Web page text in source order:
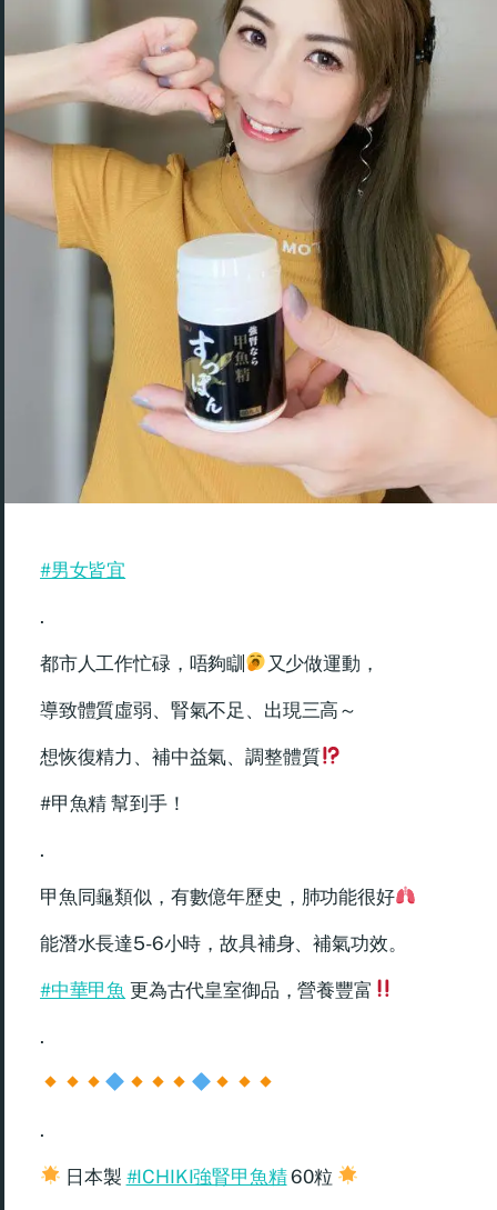
#男女皆宜
.
都市人工作忙碌，唔夠瞓 又少做運動，
導致體質虛弱、腎氣不足、出現三高～
想恢復精力、補中益氣、調整體質
#甲魚精 幫到手！
.
甲魚同龜類似，有數億年歷史，肺功能很好
能潛水長達5-6小時，故具補身、補氣功效。
#中華甲魚 更為古代皇室御品，營養豐富
.
.
日本製 #ICHIKI強腎甲魚精60粒